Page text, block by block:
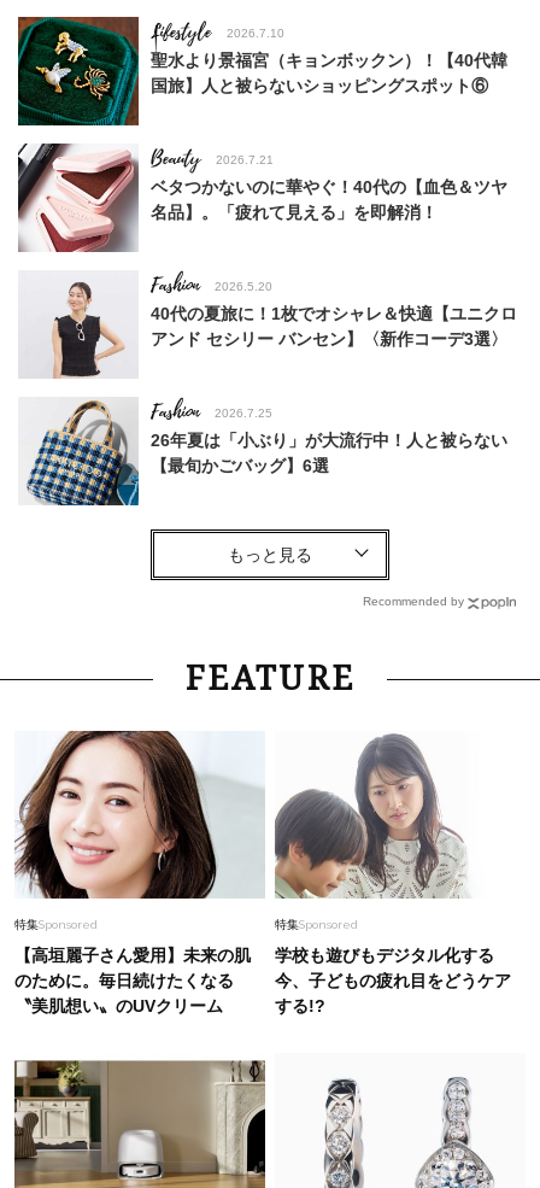
Lifestyle 2026.7.10
聖水より景福宮（キョンボックン）！【40代韓
国旅】人と被らないショッピングスポット⑥
Beauty 2026.7.21
ベタつかないのに華やぐ！40代の【血色＆ツヤ
名品】。「疲れて見える」を即解消！
Fashion 2026.5.20
40代の夏旅に！1枚でオシャレ＆快適【ユニクロ
アンド セシリー バンセン】〈新作コーデ3選〉
Fashion 2026.7.25
26年夏は「小ぶり」が大流行中！人と被らない
【最旬かごバッグ】6選
Fashion
〈miumiu、ロエベetc.〉40代、長い夏は【ハイ
ブラバッグ】に頼る！投資したい名品3選
Fashion 2026.2.26
1万円台から探す【今どきピアス】40代が毎日着
Fashion
日傘が使えない日に頼れるUVキャップ6選
【#Fumio名品】
【40代のヘアアレンジ】雨の日・暑い日にぴっ
たりな「簡単まとめ髪」をマスター！
【ワンピ選びに迷う40代へ】着るだけで体型が
きれいに見える『夏ワンピ』5選
Beauty 2026.8.5
Recommended by
FEATURE
特集Sponsored
【高垣麗子さん愛用】未来の肌
のために。毎日続けたくなる
〝美肌想い〟のUVクリーム
特集Sponsored
学校も遊びもデジタル化する
今、子どもの疲れ目をどうケア
する!?